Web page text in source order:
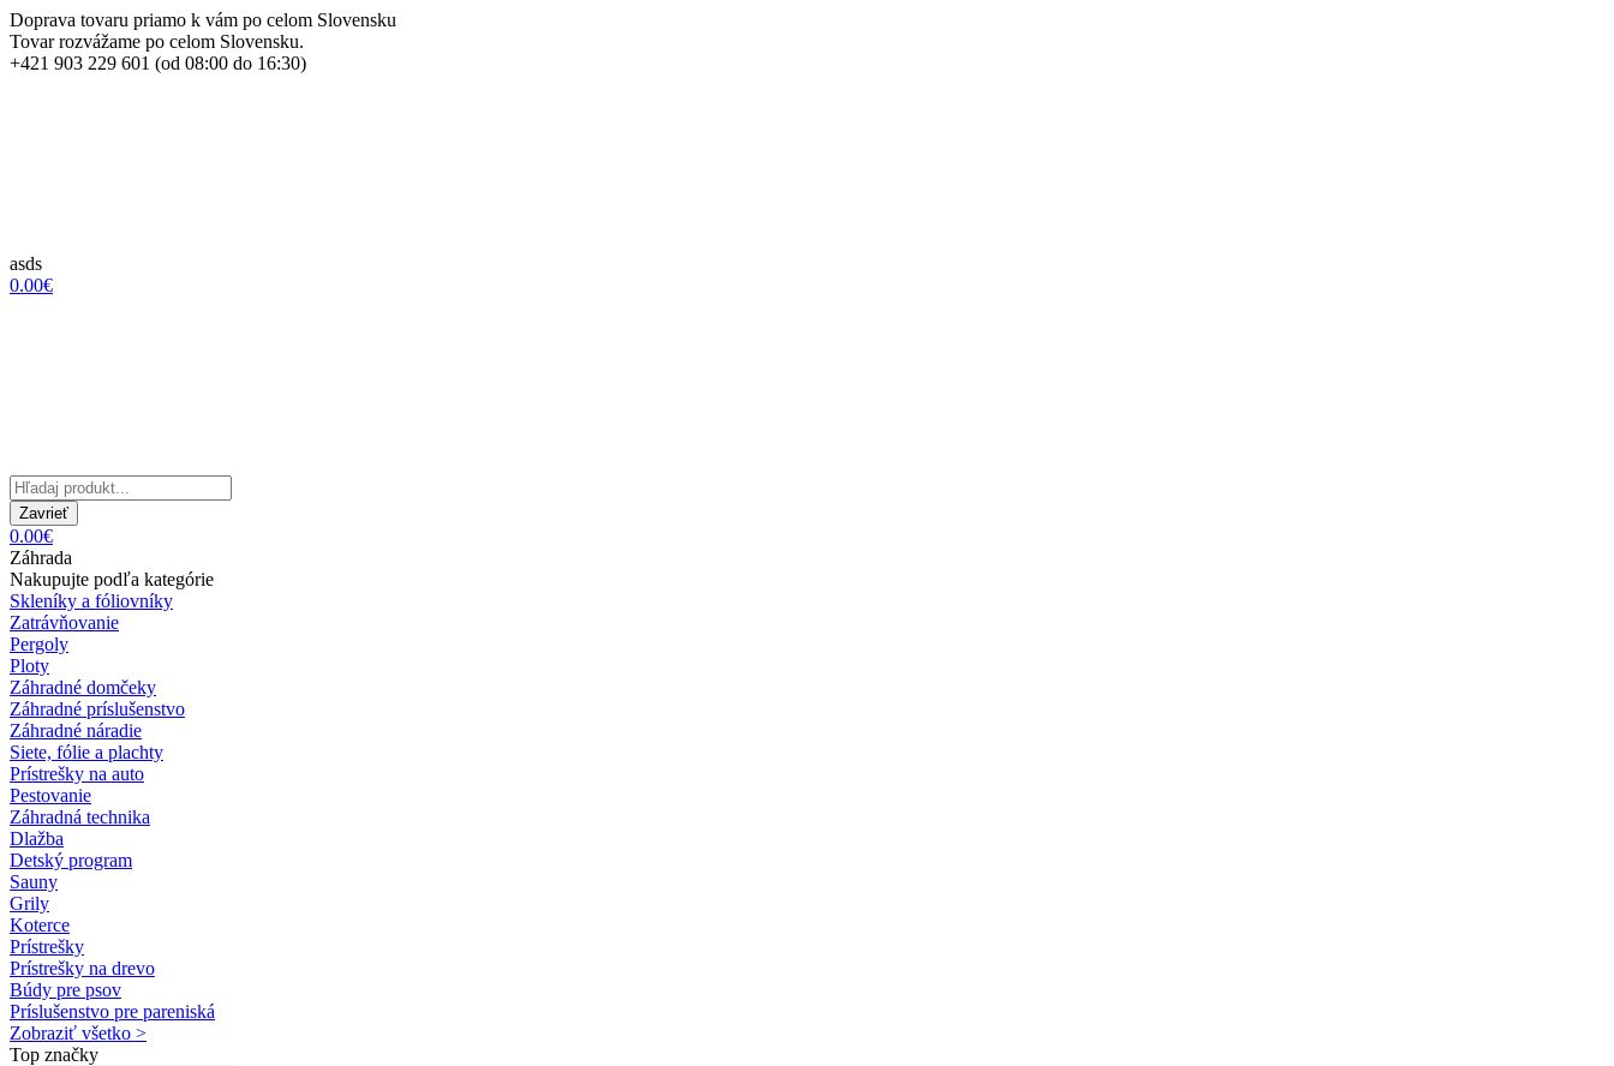
Doprava tovaru priamo k vám po celom Slovensku
Tovar rozvážame po celom Slovensku.
+421 903 229 601 (od 08:00 do 16:30)
asds
0.00€
Zavrieť
0.00€
Záhrada
Nakupujte podľa kategórie
Skleníky a fóliovníky
Zatrávňovanie
Pergoly
Ploty
Záhradné domčeky
Záhradné príslušenstvo
Záhradné náradie
Siete, fólie a plachty
Prístrešky na auto
Pestovanie
Záhradná technika
Dlažba
Detský program
Sauny
Grily
Koterce
Prístrešky
Prístrešky na drevo
Búdy pre psov
Príslušenstvo pre pareniská
Zobraziť všetko >
Top značky